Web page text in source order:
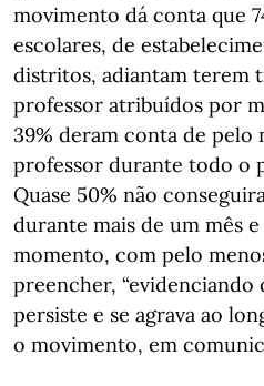
movimento dá conta que
escolares, de
distritos, adiantam terem
professor atribuídos por
39% deram conta de pelo
professor durante todo o
Quase 50% não
durante mais de um mês
momento, com pelo
preencher, “evidenciando
persiste e se agrava ao
o movimento, em